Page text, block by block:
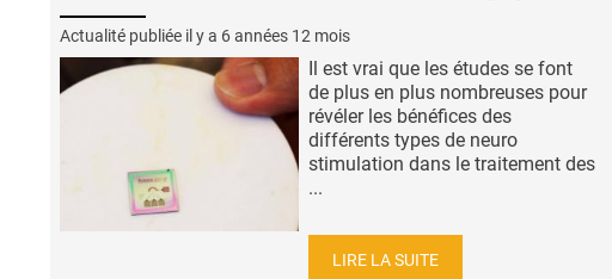
Actualité publiée il y a 6 années 12 mois
Il est vrai que les études se font
de plus en plus nombreuses pour
révéler les bénéfices des
différents types de neuro
stimulation dans le traitement des
...
LIRE LA SUITE